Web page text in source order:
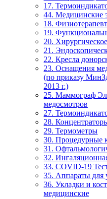
17.
44. Медицинские
18.
19.
20.
21.
22. Кресла
23. Оснащения
(по приказу
2013 г.)
25. Маммограф
медосмотров
27.
28.
29. Термометры
30. Процедурные
31.
32.
33. COVID-19
35. Аппараты для
36. Укладки и
медицинские